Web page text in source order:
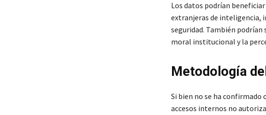
Los datos podrían
extranjeras de inteligencia,
seguridad. También
moral institucional y la
Metodología
Si bien no se ha
accesos internos no